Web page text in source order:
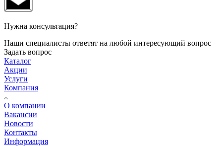
Нужна консультация?
Наши специалисты ответят на любой интересующий вопрос
Задать вопрос
Каталог
Акции
Услуги
Компания
О компании
Вакансии
Новости
Контакты
Информация